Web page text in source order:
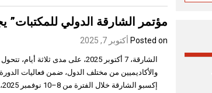
مؤتمر الشارقة الدولي للمكتبات” يجمع
Posted on أكتوبر 7, 2025
الشارقة، 7 أكتوبر 2025، على مدى